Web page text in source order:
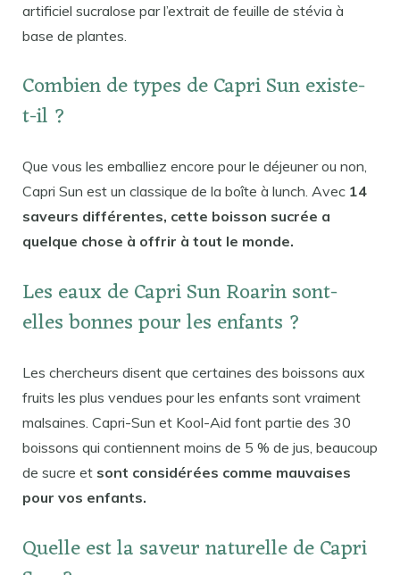
artificiel sucralose par l’extrait de feuille de stévia à
base de plantes.
Combien de types de Capri Sun existe-
t-il ?
Que vous les emballiez encore pour le déjeuner ou non,
Capri Sun est un classique de la boîte à lunch. Avec 14
saveurs différentes, cette boisson sucrée a
quelque chose à offrir à tout le monde.
Les eaux de Capri Sun Roarin sont-
elles bonnes pour les enfants ?
Les chercheurs disent que certaines des boissons aux
fruits les plus vendues pour les enfants sont vraiment
malsaines. Capri-Sun et Kool-Aid font partie des 30
boissons qui contiennent moins de 5 % de jus, beaucoup
de sucre et sont considérées comme mauvaises
pour vos enfants.
Quelle est la saveur naturelle de Capri